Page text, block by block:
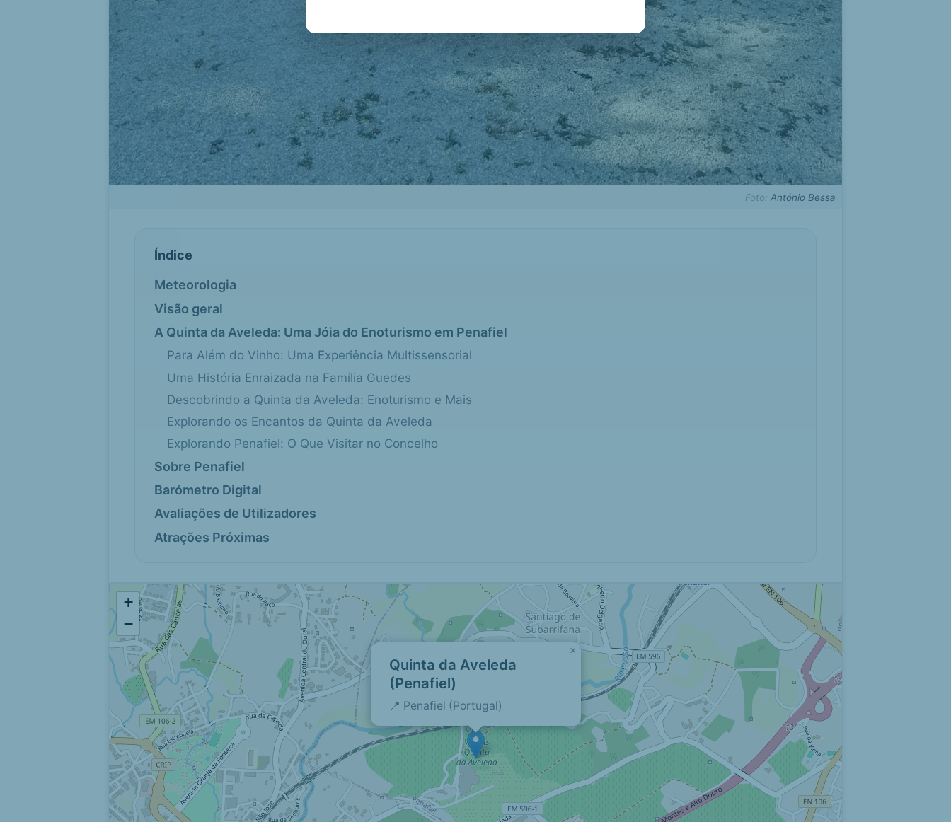
Foto: António Bessa
Índice
Meteorologia
Visão geral
A Quinta da Aveleda: Uma Jóia do Enoturismo em Penafiel
Para Além do Vinho: Uma Experiência Multissensorial
Uma História Enraizada na Família Guedes
Descobrindo a Quinta da Aveleda: Enoturismo e Mais
Explorando os Encantos da Quinta da Aveleda
Explorando Penafiel: O Que Visitar no Concelho
Sobre Penafiel
Barómetro Digital
Avaliações de Utilizadores
Atrações Próximas
Quinta da Aveleda
(Penafiel)
📍 Penafiel (Portugal)
×
+
−